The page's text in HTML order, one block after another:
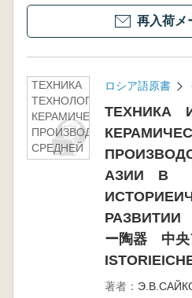
再入荷メ
ТЕХНИКА И
ТЕХНОЛОГИЯ
КЕРАМИЧЕСКОГО
ПРОИЗВОДСТВА
СРЕДНЕЙ АЗИИ
В
ИСТОРИЕИЧЕСКОМ
РАЗВИТИИ (技術とテ
クノロジー陶器 中央
ISTORIEICHESKOM開
ロシア語原書
ТЕХНИКА
АЗИИ В
РАЗВИТИИ (
ー陶器 中
著者：